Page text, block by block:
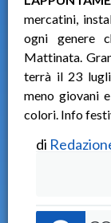
mercatini,
ogni genere
Mattinata.
terrà il 23
meno giovani
colori. Info
di